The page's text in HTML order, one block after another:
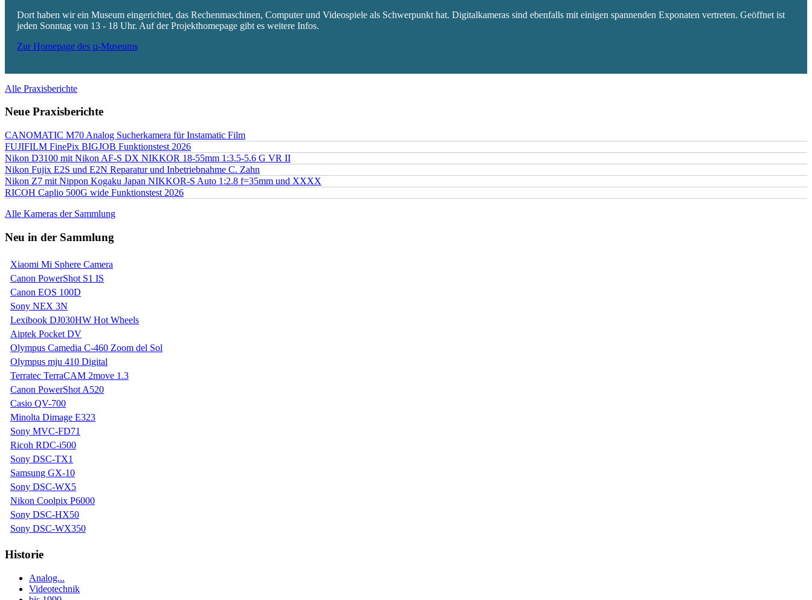
Dort haben wir ein Museum eingerichtet, das Rechenmaschinen, Computer und Videospiele als Schwerpunkt hat. Digitalkameras sind ebenfalls mit einigen spannenden Exponaten vertreten. Geöffnet ist
jeden Sonntag von 13 - 18 Uhr. Auf der Projekthomepage gibt es weitere Infos.
Zur Homepage des µ-Museums
Alle Praxisberichte
Neue Praxisberichte
CANOMATIC M70 Analog Sucherkamera für Instamatic Film
FUJIFILM FinePix BIGJOB Funktionstest 2026
Nikon D3100 mit Nikon AF-S DX NIKKOR 18-55mm 1:3.5-5.6 G VR II
Nikon Fujix E2S und E2N Reparatur und Inbetriebnahme C. Zahn
Nikon Z7 mit Nippon Kogaku Japan NIKKOR-S Auto 1:2.8 f=35mm und XXXX
RICOH Caplio 500G wide Funktionstest 2026
Alle Kameras der Sammlung
Neu in der Sammlung
Xiaomi Mi Sphere Camera
Canon PowerShot S1 IS
Canon EOS 100D
Sony NEX 3N
Lexibook DJ030HW Hot Wheels
Aiptek Pocket DV
Olympus Camedia C-460 Zoom del Sol
Olympus mju 410 Digital
Terratec TerraCAM 2move 1.3
Canon PowerShot A520
Casio QV-700
Minolta Dimage E323
Sony MVC-FD71
Ricoh RDC-i500
Sony DSC-TX1
Samsung GX-10
Sony DSC-WX5
Nikon Coolpix P6000
Sony DSC-HX50
Sony DSC-WX350
Historie
Analog...
Videotechnik